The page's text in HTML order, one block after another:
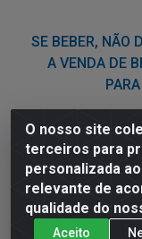
O nosso site
terceiros para
personalizada
relevante de
qualidade do
Aceito
SE BEBER, NÃO
A VENDA DE
Nordil
Sesi -